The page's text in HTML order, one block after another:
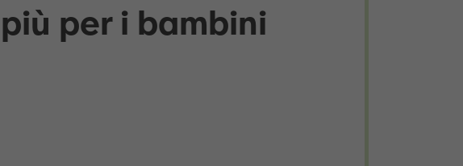
per i bambini